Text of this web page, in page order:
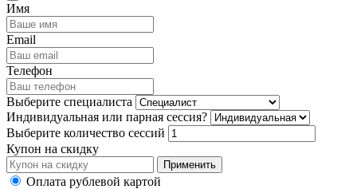
Имя
Email
Телефон
Выберите специалиста
Индивидуальная или парная сессия?
Выберите количество сессий
Купон на скидку
Применить
Оплата рублевой картой